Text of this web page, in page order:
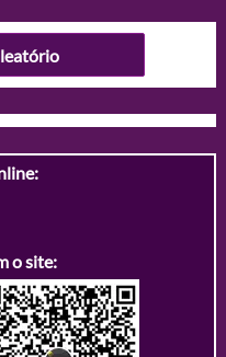
o site: